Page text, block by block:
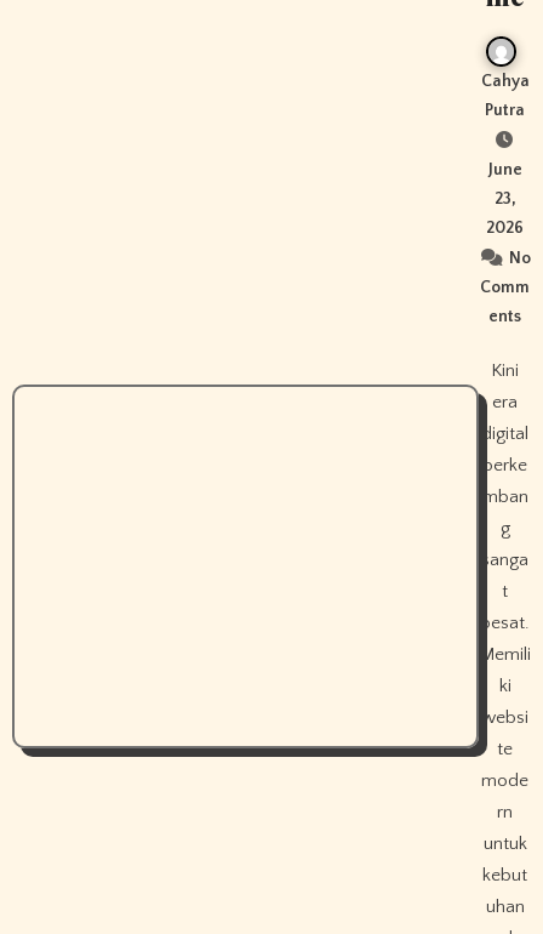
Cahya
Putra
June
23,
2026
No
Comm
ents
Kini
era
digital
berke
mban
g
sanga
t
pesat.
Memili
ki
websi
te
mode
rn
untuk
kebut
uhan